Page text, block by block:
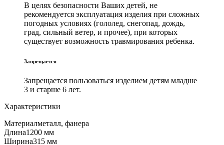
В целях безопасности Ваших детей, не
рекомендуется эксплуатация изделия при сложных
погодных условиях (гололед, снегопад, дождь,
град, сильный ветер, и прочее), при которых
существует возможность травмирования ребенка.
Запрещается
Запрещается пользоваться изделием детям младше
3 и старше 6 лет.
Характеристики
Материалметалл, фанера
Длина1200 мм
Ширина315 мм